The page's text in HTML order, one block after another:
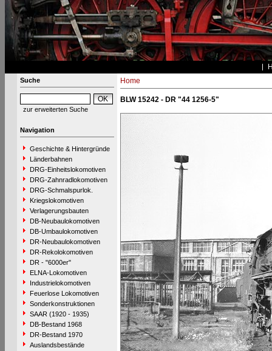
Suche
zur erweiterten Suche
Navigation
Geschichte & Hintergründe
Länderbahnen
DRG-Einheitslokomotiven
DRG-Zahnradlokomotiven
DRG-Schmalspurlok.
Kriegslokomotiven
Verlagerungsbauten
DB-Neubaulokomotiven
DB-Umbaulokomotiven
DR-Neubaulokomotiven
DR-Rekolokomotiven
DR - "6000er"
ELNA-Lokomotiven
Industrielokomotiven
Feuerlose Lokomotiven
Sonderkonstruktionen
SAAR (1920 - 1935)
DB-Bestand 1968
DR-Bestand 1970
Auslandsbestände
Home
BLW 15242 - DR "44 1256-5"